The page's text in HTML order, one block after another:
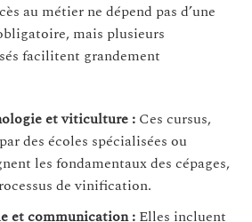
au métier ne dépend pas d’une
mais plusieurs
facilitent grandement
et viticulture :Ces cursus,
des écoles spécialisées ou
les fondamentaux des cépages,
de vinification.
et communication :Elles incluent